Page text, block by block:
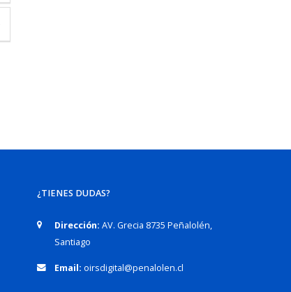
¿TIENES DUDAS?
Dirección: AV. Grecia 8735 Peñalolén,
Santiago
Email: oirsdigital@penalolen.cl